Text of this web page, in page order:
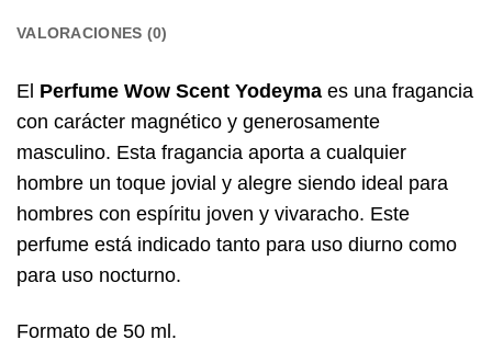
VALORACIONES (0)
El Perfume Wow Scent Yodeyma es una fragancia
con carácter magnético y generosamente
masculino. Esta fragancia aporta a cualquier
hombre un toque jovial y alegre siendo ideal para
hombres con espíritu joven y vivaracho. Este
perfume está indicado tanto para uso diurno como
para uso nocturno.
Formato de 50 ml.